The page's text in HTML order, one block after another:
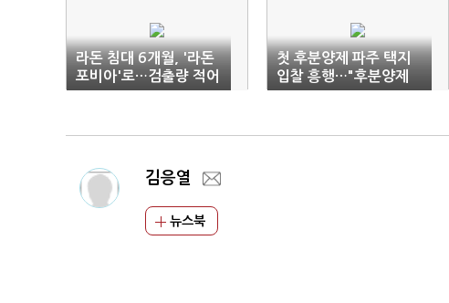
라돈 침대 6개월, '라돈
포비아'로…검출량 적어
도 소비자는 불안
첫 후분양제 파주 택지
입찰 흥행…"후분양제
확대될 듯"
김응열
뉴스북